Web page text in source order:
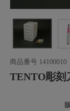
商品番号 14100010
TENTO彫